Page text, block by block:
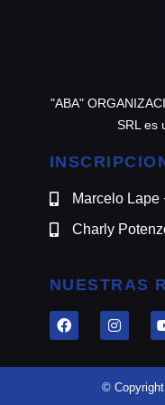
"ABA"
SRL es
Marcelo Lape
Charly
NUESTRAS
©